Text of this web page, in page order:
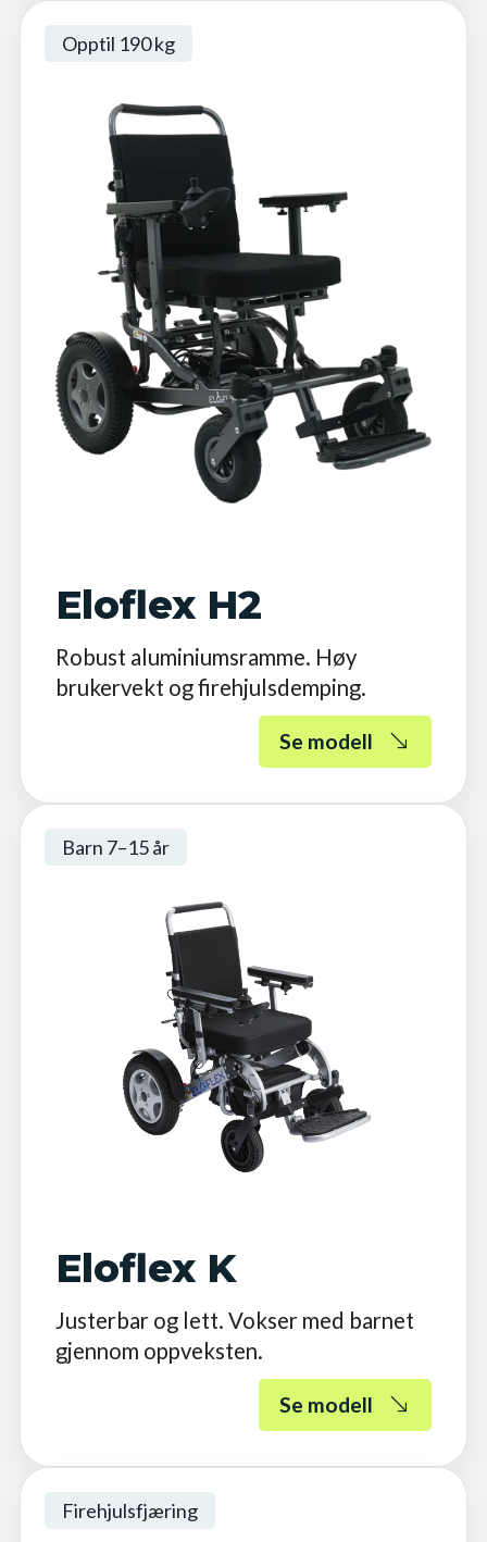
Opptil 190 kg
Eloflex H2
Robust aluminiumsramme. Høy
brukervekt og firehjulsdemping.
Se modell
Barn 7–15 år
Eloflex K
Justerbar og lett. Vokser med barnet
gjennom oppveksten.
Se modell
Firehjulsfjæring